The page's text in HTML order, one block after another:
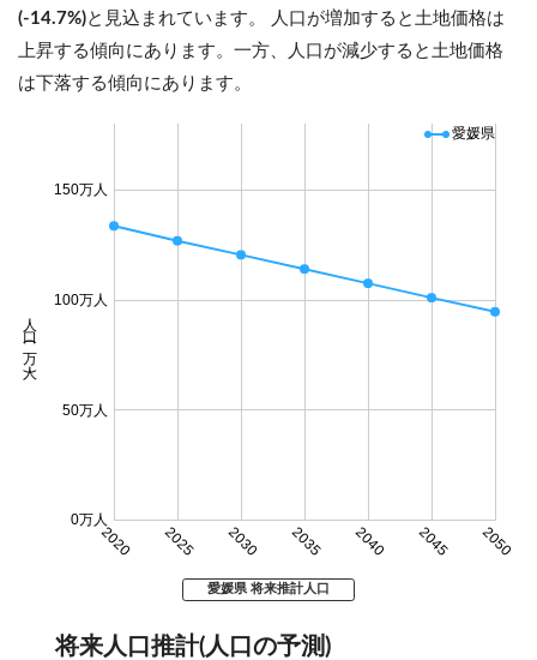
(-14.7%)と見込まれています。 人口が増加すると土地価格は
上昇する傾向にあります。一方、人口が減少すると土地価格
は下落する傾向にあります。
2020 2025 2030 2035 2040 2045 2050
0万人
50万人
100万人
150万人
人口 (万人)
愛媛県
愛媛県 将来推計人口
将来人口推計(人口の予測)